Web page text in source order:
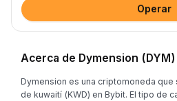
Operar
Acerca de Dymension (DYM)
Dymension es una criptomoneda
de kuwaití (KWD) en Bybit. El tipo de